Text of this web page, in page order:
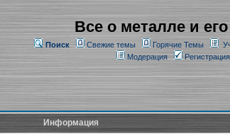
Все о металле и
Поиск Свежие темы Горячие Темы
Модерация
Регистрация
Информация